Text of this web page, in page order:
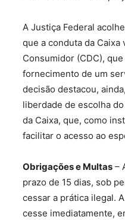
A Justiça Federal
que a conduta da
Consumidor (CDC),
fornecimento de um
decisão destacou,
liberdade de escolha
da Caixa, que, como
facilitar o acesso ao
Obrigações e Multas–
prazo de 15 dias, sob
cessar a prática ilegal.
cesse imediatamente,